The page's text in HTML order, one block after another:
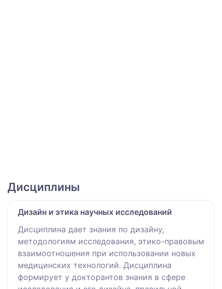
Дисциплины
Дизайн и этика научных исследований
Дисциплина дает знания по дизайну,
методологиям исследования, этико-правовым
взаимоотношения при использовании новых
медицинских технологий. Дисциплина
формирует у докторантов знания в сфере